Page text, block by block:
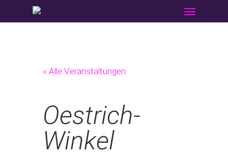
to
« Alle Veranstaltungen
Oestrich-
Winkel